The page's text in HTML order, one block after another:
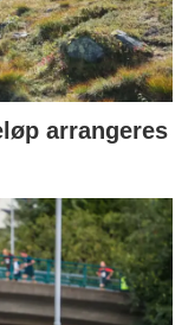
arrangeres